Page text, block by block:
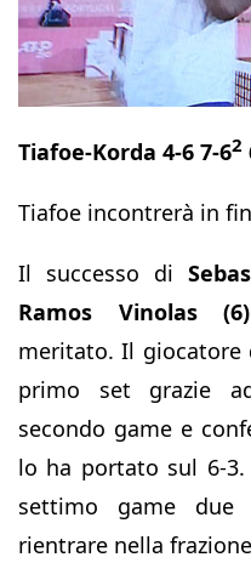
Tiafoe-Korda 4-6 7-62
Tiafoe incontrerà in
Il successo di
Ramos Vinolas (6)
meritato. Il giocatore
primo set grazie
secondo game e
lo ha portato sul 6-
settimo game
rientrare nella